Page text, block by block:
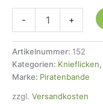
-
Knieflicken
Tiere,
8
x
cm
+
Artikelnummer: 152
Kategorien: Knieflicken,
Marke: Piratenbande
zzgl. Versandkosten